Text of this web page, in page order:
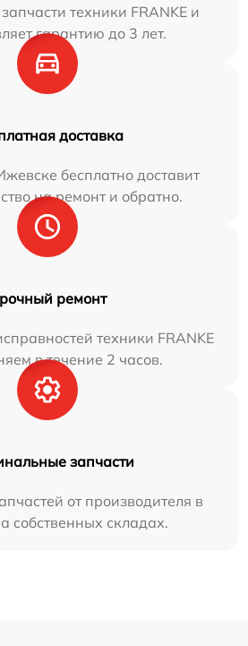
техники FRANKE и
гарантию до 3 лет.
доставка
бесплатно доставит
на ремонт и обратно.
ремонт
техники FRANKE
в течение 2 часов.
запчасти
от производителя в
собственных складах.